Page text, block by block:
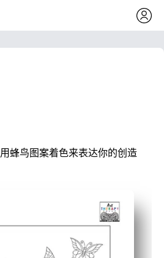
蜂鸟图案着色来表达你的创造
无屏幕的休息时间——非常适合脑筋
案可帮助您增强注意力和精细运动技
值得展示的艺术品 —— 把它挂在冰箱